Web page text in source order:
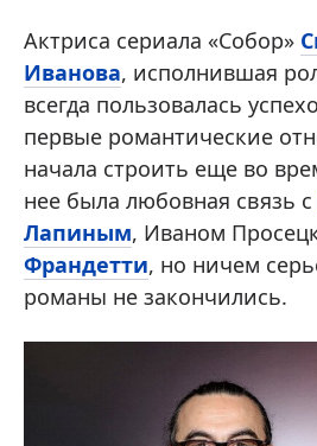
Актриса сериала «Собор»
Иванова, исполнившая
всегда пользовалась
первые романтические
начала строить еще во
нее была любовная связь с
Лапиным, Иваном
Франдетти, но ничем
романы не закончились.